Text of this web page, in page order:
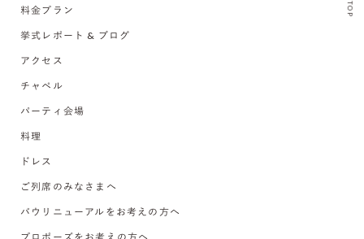
TOP
料金プラン
挙式レポート & ブログ
アクセス
チャペル
パーティ会場
料理
ドレス
ご列席のみなさまへ
バウリニューアルをお考えの方へ